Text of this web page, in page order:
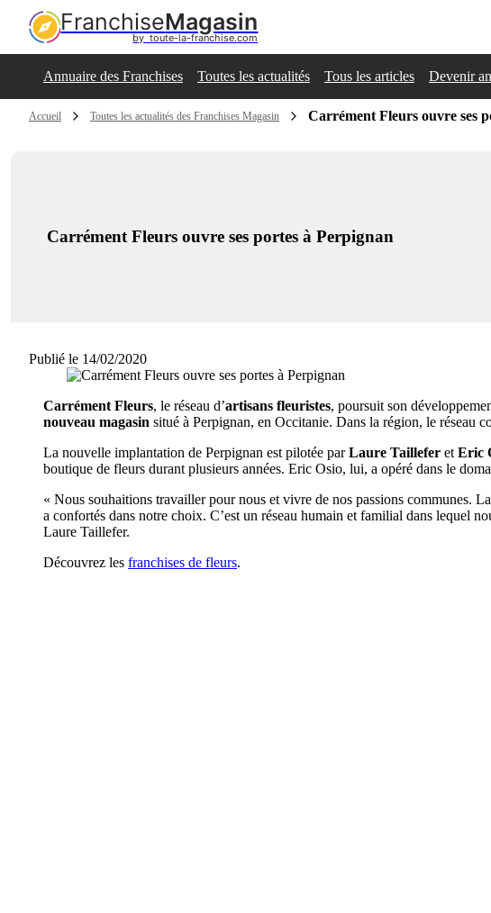
FranchiseMagasin
by  toute-la-franchise.com
Annuaire des Franchises Toutes les actualités Tous les articles Devenir
Accueil Toutes les actualités des Franchises Magasin Carrément Fleurs ouvre ses
Carrément Fleurs ouvre ses portes à Perpignan
Publié le 14/02/2020
Carrément Fleurs, le réseau d’artisans fleuristes, poursuit son
nouveau magasin situé à Perpignan, en Occitanie. Dans la région, le réseau
La nouvelle implantation de Perpignan est pilotée parLaure Taillefer et Eric
boutique de fleurs durant plusieurs années. Eric Osio, lui, a opéré dans le
« Nous souhaitions travailler pour nous et vivre de nos passions communes.
a confortés dans notre choix. C’est un réseau humain et familial dans lequel
Laure Taillefer.
Découvrez les franchises de fleurs.